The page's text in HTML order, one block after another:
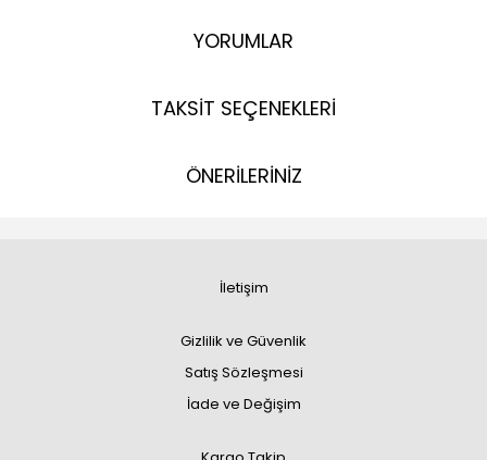
YORUMLAR
TAKSİT SEÇENEKLERİ
ÖNERİLERİNİZ
İletişim
Gizlilik ve Güvenlik
Satış Sözleşmesi
İade ve Değişim